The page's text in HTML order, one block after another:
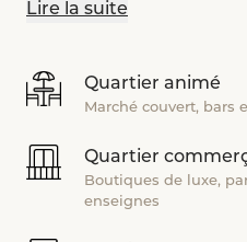
Lire la suite
Quartier animé
Marché couvert, bars
Quartier
Boutiques de luxe,
enseignes